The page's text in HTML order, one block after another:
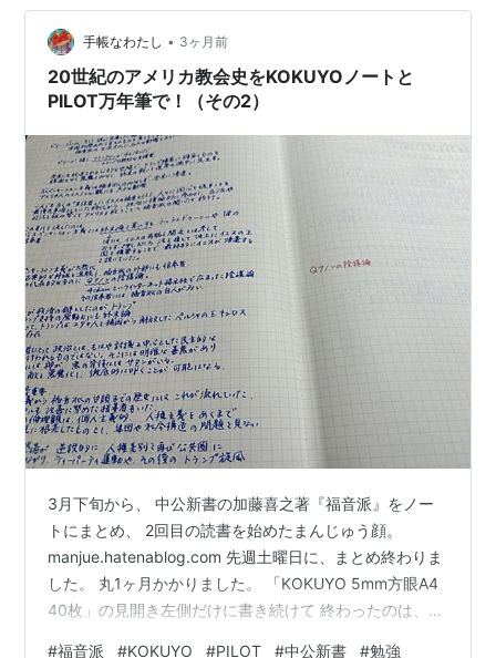
現役で頑張ってくれています。 前回のRomeo No.3を紹
介した記事(こちらもぜひ)↓ woodhan.hatenablog.com
Acro Driveの基本情報 デザ…
手帳なわたし • 3ヶ月前
20世紀のアメリカ教会史をKOKUYOノートと
PILOT万年筆で！（その2）
3月下旬から、 中公新書の加藤喜之著『福音派』をノー
トにまとめ、 2回目の読書を始めたまんじゅう顔。
manjue.hatenablog.com 先週土曜日に、まとめ終わりま
した。 丸1ヶ月かかりました。 「KOKUYO 5mm方眼A4
40枚」の見開き左側だけに書き続けて 終わったのは、最
#福音派 #KOKUYO #PILOT #中公新書 #勉強